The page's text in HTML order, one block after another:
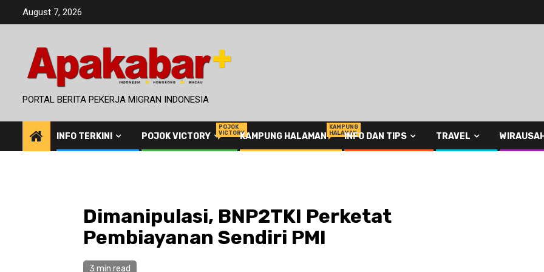
August 7, 2026
PORTAL BERITA PEKERJA MIGRAN INDONESIA
INFO TERKINI POJOK VICTORY
POJOK
VICTORYKAMPUNG HALAMAN
KAMPUNG
HALAMANINFO DAN TIPS TRAVEL
Dimanipulasi, BNP2TKI Perketat
Pembiayanan Sendiri PMI
3 min read